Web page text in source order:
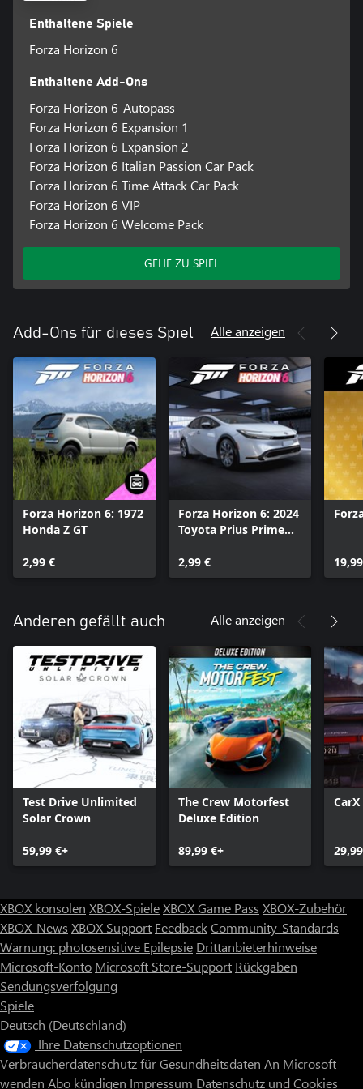
Fahre einfach drauf los im bislang zugänglichsten Horizon-Spiel.
Modus, Auto-Annäherungsradar, amerikanische und britische
Gebärdensprache und Auto-Fahrt, bei der Spieler die
wunderschönen Autos, Hitmusik und spektakulären Schauplätze
des Horizon-Festivals erleben können.
Entdecke deine Legende und erkunde die Kontraste und Kultur
Japans.
* Online-Konsolen-Mehrspielermodus erfordert ein separat
Enthaltene Spiele
Forza Horizon 6
Enthaltene Add-Ons
Forza Horizon 6-Autopass
Forza Horizon 6 Expansion 1
Forza Horizon 6 Expansion 2
Forza Horizon 6 Italian Passion Car Pack
Forza Horizon 6 Time Attack Car Pack
Forza Horizon 6 VIP
Forza Horizon 6 Welcome Pack
GEHE ZU SPIEL
Add-Ons für dieses Spiel Alle anzeigen
Forza Horizon 6: 1972
Honda Z GT
2,99 €
Forza Horizon 6: 2024
Toyota Prius Prime
2,99 €
Anderen gefällt auch Alle anzeigen
Test Drive Unlimited
Solar Crown
59,99 €+
The Crew Motorfest
Deluxe Edition
89,99 €+
XBOX konsolen XBOX-SpieleXBOX Game Pass XBOX-Zubehör
XBOX-News XBOX Support FeedbackCommunity-Standards
Warnung: photosensitive Epilepsie Drittanbieterhinweise
Microsoft-Konto Microsoft Store-Support Rückgaben
Sendungsverfolgung
Spiele
Deutsch (Deutschland)
Ihre Datenschutzoptionen
Verbraucherdatenschutz für Gesundheitsdaten An Microsoft
wenden Abo kündigen Impressum Datenschutz und Cookies